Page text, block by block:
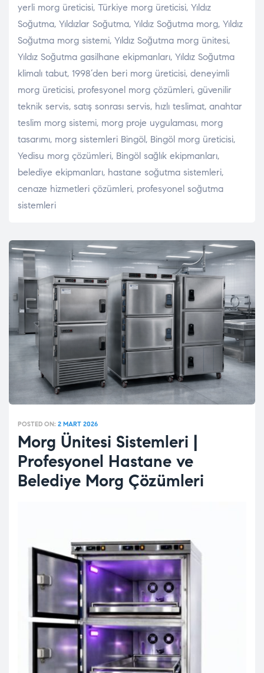
yerli morg üreticisi, Türkiye morg üreticisi, Yıldız
Soğutma, Yıldızlar Soğutma, Yıldız Soğutma morg, Yıldız
Soğutma morg sistemi, Yıldız Soğutma morg ünitesi,
Yıldız Soğutma gasilhane ekipmanları, Yıldız Soğutma
klimalı tabut, 1998’den beri morg üreticisi, deneyimli
morg üreticisi, profesyonel morg çözümleri, güvenilir
teknik servis, satış sonrası servis, hızlı teslimat, anahtar
teslim morg sistemi, morg proje uygulaması, morg
tasarımı, morg sistemleri Bingöl, Bingöl morg üreticisi,
Yedisu morg çözümleri, Bingöl sağlık ekipmanları,
belediye ekipmanları, hastane soğutma sistemleri,
cenaze hizmetleri çözümleri, profesyonel soğutma
sistemleri
POSTED ON: 2 MART 2026
Morg Ünitesi Sistemleri |
Profesyonel Hastane ve
Belediye Morg Çözümleri